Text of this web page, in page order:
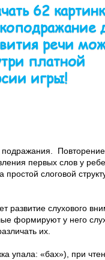
62
речи
платной
игры!
Повторение
первых слов у
слоговой
развитие слухового
формируют у него
их.
упала: «бах»), при